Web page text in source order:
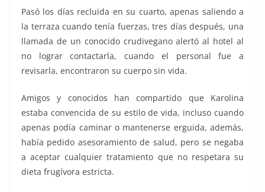
Pasó los días recluida en su cuarto, apenas saliendo a
la terraza cuando tenía fuerzas, tres días después, una
llamada de un conocido crudivegano alertó al hotel al
no lograr contactarla, cuando el personal fue a
revisarla, encontraron su cuerpo sin vida.
Amigos y conocidos han compartido que Karolina
estaba convencida de su estilo de vida, incluso cuando
apenas podía caminar o mantenerse erguida, además,
había pedido asesoramiento de salud, pero se negaba
a aceptar cualquier tratamiento que no respetara su
dieta frugívora estricta.